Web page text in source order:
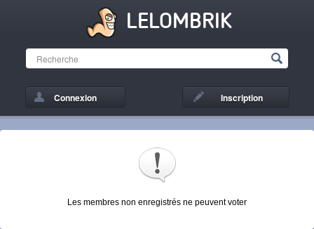
LELOMBRIK
Connexion Inscription
Les membres non enregistrés ne peuvent voter